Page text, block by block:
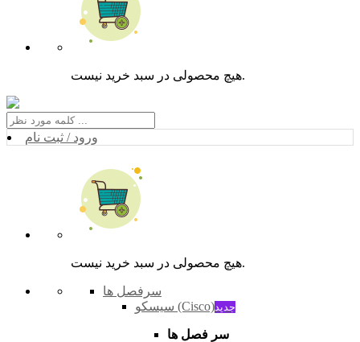
هیچ محصولی در سبد خرید نیست.
ورود / ثبت نام
هیچ محصولی در سبد خرید نیست.
سرفصل ها
سیسکو (Cisco)جدید
سر فصل ها